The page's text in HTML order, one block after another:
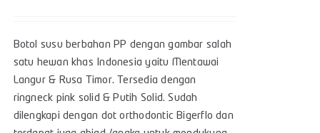
Botol susu berbahan PP dengan gambar salah
satu hewan khas Indonesia yaitu Mentawai
Langur & Rusa Timor. Tersedia dengan
ringneck pink solid & Putih Solid. Sudah
dilengkapi dengan dot orthodontic Bigerflo dan